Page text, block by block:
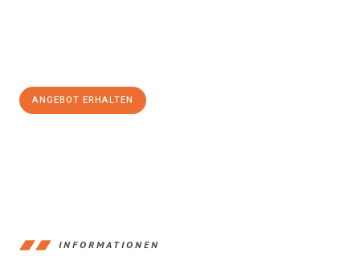
ANGEBOT ERHALTEN
INFORMATIONEN